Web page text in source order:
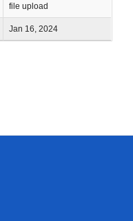
file upload
Jan 16, 2024